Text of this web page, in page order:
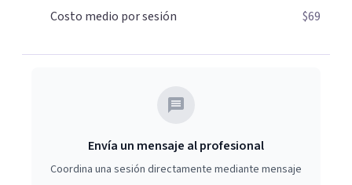
Costo medio por sesión
$69
Envía un mensaje al profesional
Coordina una sesión directamente mediante mensaje